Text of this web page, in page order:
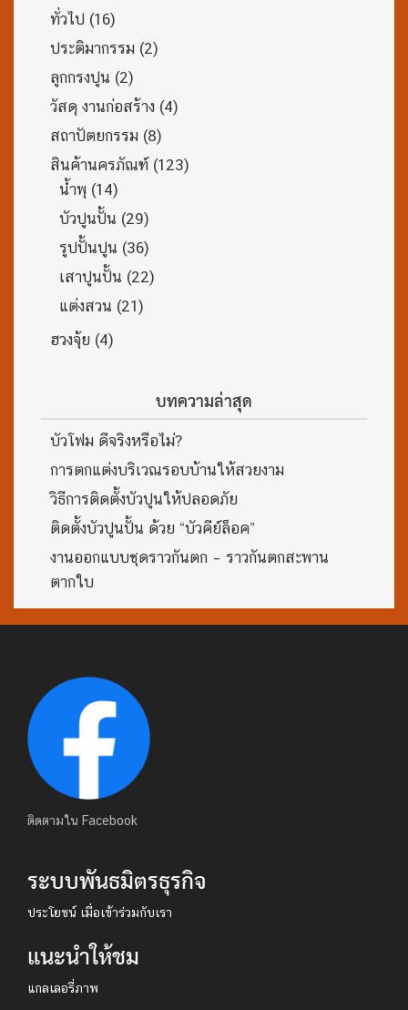
ทั่วไป (16)
ประติมากรรม (2)
ลูกกรงปูน (2)
วัสดุ งานก่อสร้าง (4)
สถาปัตยกรรม (8)
สินค้านครภัณฑ์ (123)
น้ำพุ (14)
บัวปูนปั้น (29)
รูปปั้นปูน (36)
เสาปูนปั้น (22)
แต่งสวน (21)
ฮวงจุ้ย (4)
บทความล่าสุด
บัวโฟม ดีจริงหรือไม่?
การตกแต่งบริเวณรอบบ้านให้สวยงาม
วิธีการติดตั้งบัวปูนให้ปลอดภัย
ติดตั้งบัวปูนปั้น ด้วย “บัวคีย์ล็อค”
งานออกแบบชุดราวกันตก – ราวกันตกสะพาน
ตากใบ
ติดตามใน Facebook
ระบบพันธมิตรธุรกิจ
ประโยชน์ เมื่อเข้าร่วมกับเรา
แนะนำให้ชม
แกลเลอรี่ภาพ